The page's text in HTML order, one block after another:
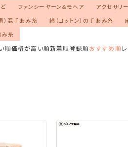
ファンシーヤーン＆モヘア アクセサリー
）混手あみ糸
綿（コットン）の手あみ糸
み糸
順価格が高い順新着順登録順おすすめ順